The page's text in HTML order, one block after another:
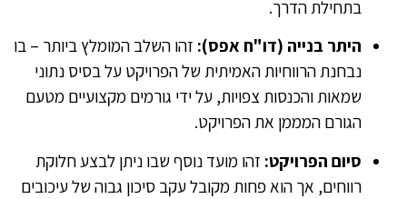
בתחילת הדרך.
היתר בנייה (דו"ח אפס): זהו השלב המומלץ ביותר – בו
נבחנת הרווחיות האמיתית של הפרויקט על בסיס נתוני
שמאות והכנסות צפויות, על ידי גורמים מקצועיים מטעם
הגורם המממן את הפרויקט.
סיום הפרויקט: זהו מועד נוסף שבו ניתן לבצע חלוקת
רווחים, אך הוא פחות מקובל עקב סיכון גבוה של עיכובים